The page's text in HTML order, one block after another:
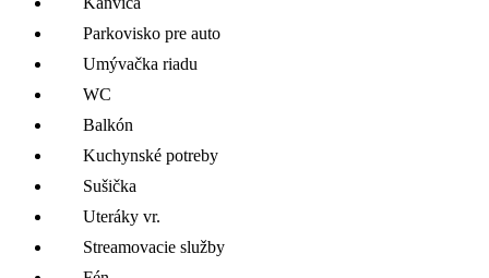
Parkovisko pre auto
Umývačka riadu
WC
Balkón
Kuchynské potreby
Sušička
Uteráky vr.
Streamovacie služby